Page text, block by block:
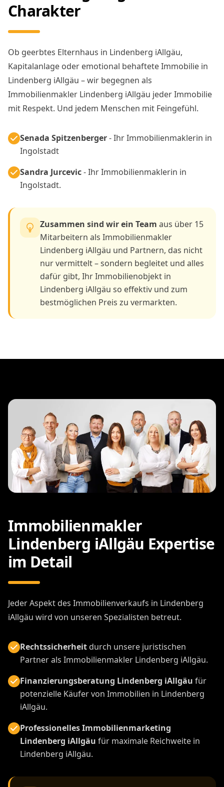
Charakter
Ob geerbtes Elternhaus in Lindenberg iAllgäu,
Kapitalanlage oder emotional behaftete Immobilie in
Lindenberg iAllgäu – wir begegnen als
Immobilienmakler Lindenberg iAllgäu jeder Immobilie
mit Respekt. Und jedem Menschen mit Feingefühl.
Senada Spitzenberger- Ihr Immobilienmaklerin in
Ingolstadt
Sandra Jurcevic- Ihr Immobilienmaklerin in
Ingolstadt.
Zusammen sind wir ein Team aus über 15
Mitarbeitern als Immobilienmakler
Lindenberg iAllgäu und Partnern, das nicht
nur vermittelt – sondern begleitet und alles
dafür gibt, Ihr Immobilienobjekt in
Lindenberg iAllgäu so effektiv und zum
bestmöglichen Preis zu vermarkten.
Immobilienmakler
Lindenberg iAllgäu Expertise
im Detail
Jeder Aspekt des Immobilienverkaufs in Lindenberg
iAllgäu wird von unseren Spezialisten betreut.
Rechtssicherheitdurch unsere juristischen
Partner als Immobilienmakler Lindenberg iAllgäu.
Finanzierungsberatung Lindenberg iAllgäu für
potenzielle Käufer von Immobilien in Lindenberg
iAllgäu.
Professionelles Immobilienmarketing
Lindenberg iAllgäu für maximale Reichweite in
Lindenberg iAllgäu.